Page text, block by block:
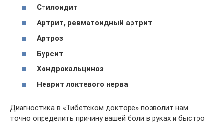
Стилоидит
Артрит, ревматоидный артрит
Артроз
Бурсит
Хондрокальциноз
Неврит локтевого нерва
Диагностика в «Тибетском докторе» позволит нам
точно определить причину вашей боли в руках и быстро